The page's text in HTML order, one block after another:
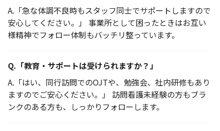
A. 「急な体調不良時もスタッフ同士でサポートしますので
安心してください。」 事業所として困ったときはお互い
様精神でフォロー体制もバッチリ整っています。
Q. 「教育・サポートは受けられますか？」
A. 「はい、同行訪問でのOJTや、勉強会、社内研修もあり
ますのでご安心ください。」 訪問看護未経験の方もブラ
ンクのある方も、しっかりフォローします。